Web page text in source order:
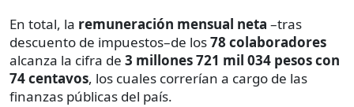
En total, la remuneración mensual neta –tras
descuento de impuestos–de los78 colaboradores
alcanza la cifra de 3 millones 721 mil 034 pesos con
74 centavos, los cuales correrían a cargo de las
finanzas públicas del país.